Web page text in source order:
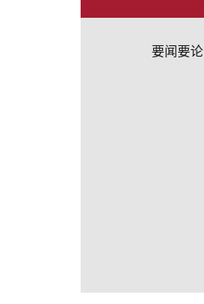
要闻要论